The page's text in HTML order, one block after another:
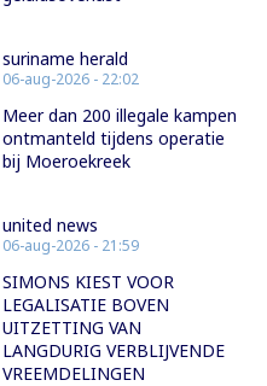
suriname herald
06-aug-2026 - 22:02
Meer dan 200 illegale kampen
ontmanteld tijdens operatie
bij Moeroekreek
united news
06-aug-2026 - 21:59
SIMONS KIEST VOOR
LEGALISATIE BOVEN
UITZETTING VAN
LANGDURIG VERBLIJVENDE
VREEMDELINGEN